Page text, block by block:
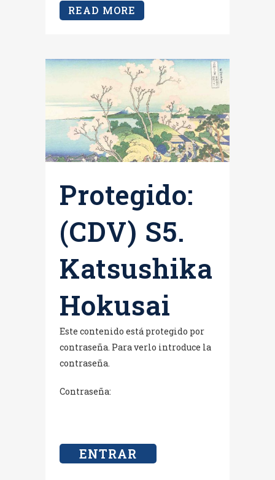
READ MORE
Protegido:
(CDV) S5.
Katsushika
Hokusai
Este contenido está protegido por
contraseña. Para verlo introduce la
contraseña.
Contraseña: